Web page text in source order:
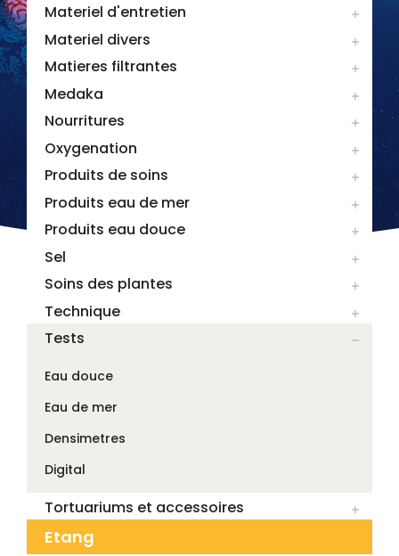
Materiel d'entretien 
Materiel divers 
Matieres filtrantes 
Medaka 
Nourritures 
Oxygenation 
Produits de soins 
Produits eau de mer 
Produits eau douce 
Sel 
Soins des plantes 
Technique 
Tests 
Eau douce
Eau de mer
Densimetres
Digital
Tortuariums et accessoires 
Etang